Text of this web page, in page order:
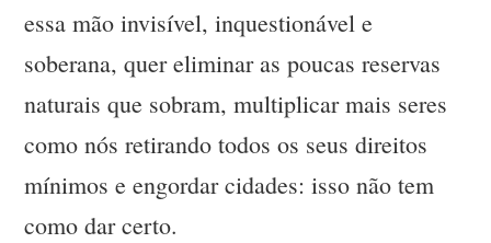
essa mão invisível, inquestionável e
soberana, quer eliminar as poucas reservas
naturais que sobram, multiplicar mais seres
como nós retirando todos os seus direitos
mínimos e engordar cidades: isso não tem
como dar certo.